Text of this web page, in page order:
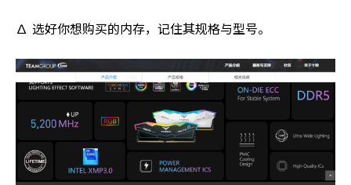
∆ 选好你想购买的内存，记住其规格与型号。